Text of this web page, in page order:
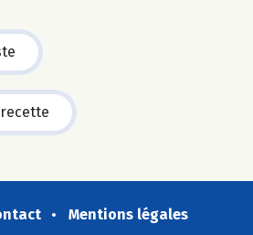
Mentions légales